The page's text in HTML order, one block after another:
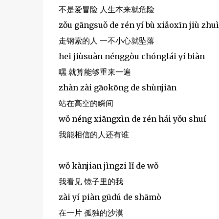
不是爱冒险 人生本来就危险
zǒu gāngsuǒ de rén yí bù xiǎoxīn jiù
走钢索的人 一不小心就坠落
hēi jiùsuàn nénggòu chónglái yí biàn
嘿 就算能够重来一遍
zhàn zài gāokōng de shùnjiān
站在高空的瞬间
wǒ néng xiāngxìn de rén hái yǒu shuí
我能相信的人还有谁
wǒ kànjian jìngzi lǐ de wǒ
我看见 镜子里的我
zài yí piàn gūdú de shāmò
在一片 孤独的沙漠